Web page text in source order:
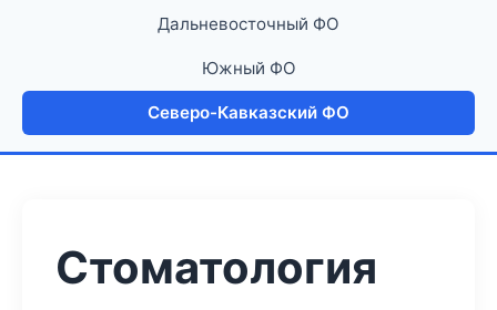
Дальневосточный ФО
Южный ФО
Северо-Кавказский ФО
Стоматология